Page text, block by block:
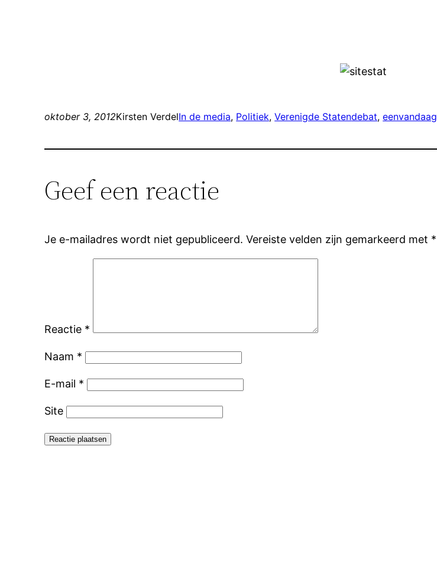
oktober 3, 2012Kirsten VerdelIn de media, Politiek, Verenigde Statendebat, eenvandaag
Geef een reactie
Je e-mailadres wordt niet gepubliceerd. Vereiste velden zijn gemarkeerd met *
Reactie *
Naam *
E-mail *
Site